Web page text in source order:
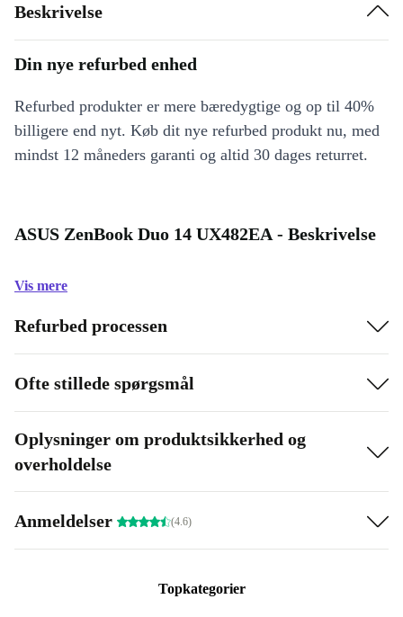
Beskrivelse
Din nye refurbed enhed
Refurbed produkter er mere bæredygtige og op til 40%
billigere end nyt. Køb dit nye refurbed produkt nu, med
mindst 12 måneders garanti og altid 30 dages returret.
ASUS ZenBook Duo 14 UX482EA - Beskrivelse
Vis mere
Refurbed processen
Ofte stillede spørgsmål
Oplysninger om produktsikkerhed og
overholdelse
Anmeldelser (4.6)
Topkategorier